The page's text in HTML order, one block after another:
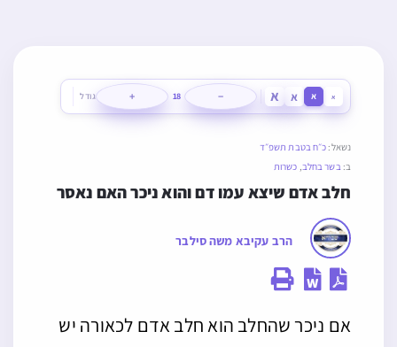
א א א א −
18
+ גודל
נשאל: כ״ח בטבת תשפ״ד
ב:בשר בחלב, כשרות
חלב אדם שיצא עמו דם והוא ניכר האם נאסר
הרב עקיבא משה סילבר
אם ניכר שהחלב הוא חלב אדם לכאורה יש